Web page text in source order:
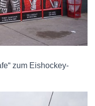
zum Eishockey-